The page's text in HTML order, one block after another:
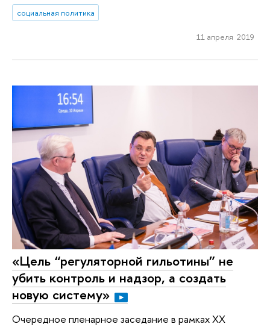
социальная политика
11 апреля 2019
«Цель “регуляторной гильотины” не
убить контроль и надзор, а создать
новую систему»
Очередное пленарное заседание в рамках XX